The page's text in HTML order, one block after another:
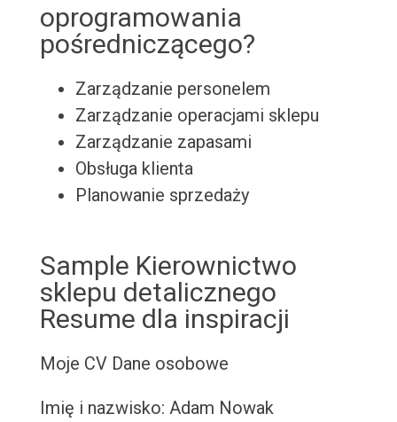
oprogramowania
pośredniczącego?
Zarządzanie personelem
Zarządzanie operacjami sklepu
Zarządzanie zapasami
Obsługa klienta
Planowanie sprzedaży
Sample Kierownictwo
sklepu detalicznego
Resume dla inspiracji
Moje CV Dane osobowe
Imię i nazwisko: Adam Nowak